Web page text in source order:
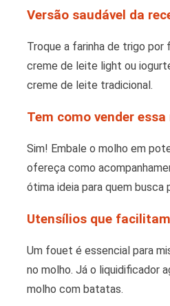
Versão saudável da
Troque a farinha de trigo por
creme de leite light ou
creme de leite tradicional.
Tem como vender
Sim! Embale o molho em
ofereça como
ótima ideia para quem busca
Utensílios que
Um fouet é essencial para
no molho. Já o liquidificador
molho com batatas.